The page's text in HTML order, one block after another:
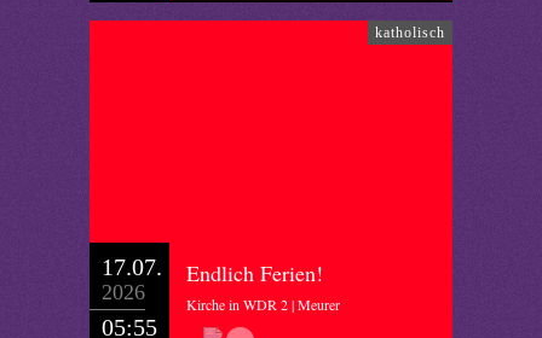
katholisch
17.07.
2026
05:55
Endlich Ferien!
Kirche in WDR 2 | Meurer